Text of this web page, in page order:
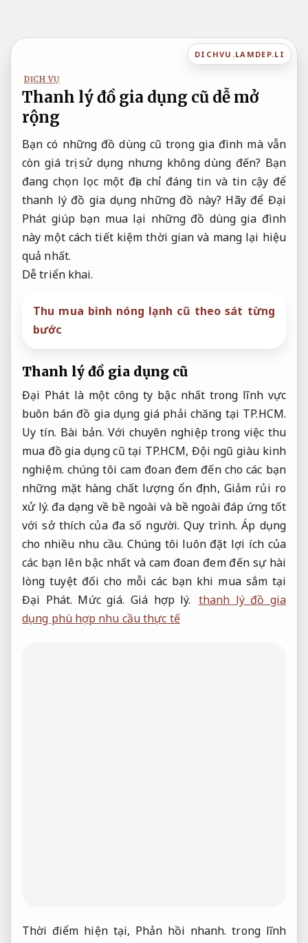
nội
DICHVU.LAMDEP.LI
DỊCH VỤ
Thanh lý đồ gia dụng cũ dễ mở
rộng
Bạn có những đồ dùng cũ trong gia đình mà vẫn
còn giá trị sử dụng nhưng không dùng đến? Bạn
đang chọn lọc một địa chỉ đáng tin và tin cậy để
thanh lý đồ gia dụng những đồ này? Hãy để Đại
Phát giúp bạn mua lại những đồ dùng gia đình
này một cách tiết kiệm thời gian và mang lại hiệu
quả nhất.
Dễ triển khai.
Thu mua bình nóng lạnh cũ theo sát từng
bước
Thanh lý đồ gia dụng cũ
Đại Phát là một công ty bậc nhất trong lĩnh vực
buôn bán đồ gia dụng giá phải chăng tại TP.HCM.
Uy tín. Bài bản. Với chuyên nghiệp trong việc thu
mua đồ gia dụng cũ tại TP.HCM, Đội ngũ giàu kinh
nghiệm. chúng tôi cam đoan đem đến cho các bạn
những mặt hàng chất lượng ổn định, Giảm rủi ro
xử lý. đa dạng về bề ngoài và bề ngoài đáp ứng tốt
với sở thích của đa số người.Quy trình. Áp dụng
cho nhiều nhu cầu. Chúng tôi luôn đặt lợi ích của
các bạn lên bậc nhất và cam đoan đem đến sự hài
lòng tuyệt đối cho mỗi các bạn khi mua sắm tại
Đại Phát. Mức giá. Giá hợp lý. thanh lý đồ gia
dụng phù hợp nhu cầu thực tế
Thời điểm hiện tại, Phản hồi nhanh. trong lĩnh